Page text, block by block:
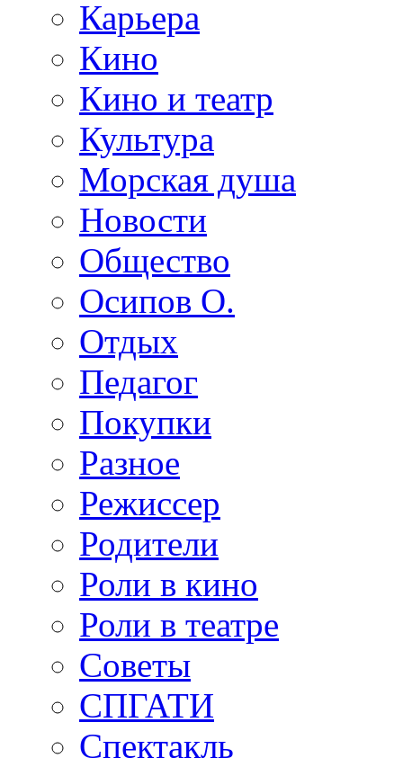
Карьера
Кино
Кино и театр
Культура
Морская душа
Новости
Общество
Осипов О.
Отдых
Педагог
Покупки
Разное
Режиссер
Родители
Роли в кино
Роли в театре
Советы
СПГАТИ
Спектакль